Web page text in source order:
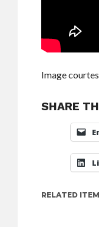
Image
SHARE
RELATED